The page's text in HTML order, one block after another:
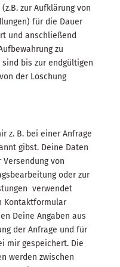
zur Aufklärung von
für die Dauer
und anschließend
zu
bis zur endgültigen
der Löschung
z. B. bei einer Anfrage
gibst. Deine Daten
Versendung von
oder zur
verwendet
Kontaktformular
Deine Angaben aus
der Anfrage und für
mir gespeichert. Die
werden zwischen